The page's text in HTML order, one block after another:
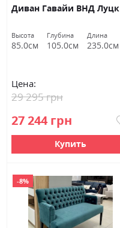
Диван Гавайи ВНД Луцк
Высота
85.0см
Глубина
105.0см
Длина
235.0см
Цена:
27 244 грн
29 295 грн
Купить
-8%